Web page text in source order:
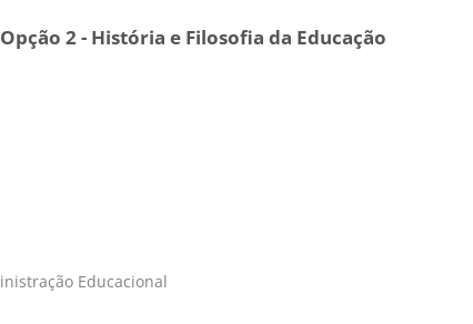
Opção 2 - História e Filosofia da Educação
Educacional